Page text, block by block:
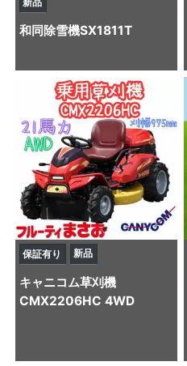
和同除雪機SX1811T
保証有り 新品
キャニコム草刈機
CMX2206HC 4WD